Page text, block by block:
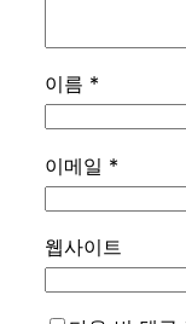
이름 *
이메일 *
웹사이트